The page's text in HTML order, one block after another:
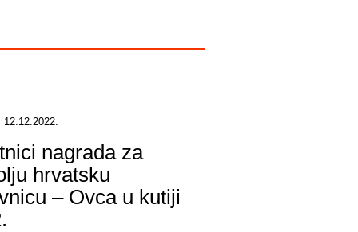
nagrada za
hrvatsku
– Ovca u kutiji